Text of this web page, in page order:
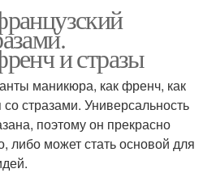
и стразы
маникюра, как френч, как
стразами. Универсальность
поэтому он прекрасно
либо может стать основой для